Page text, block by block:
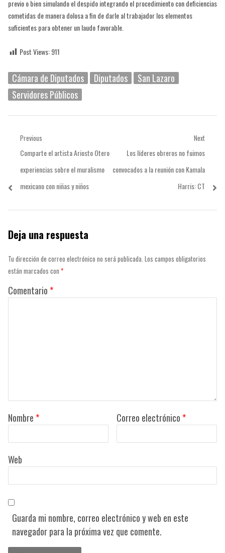
previo o bien simulando el despido integrando el procedimiento con deficiencias
cometidas de manera dolosa a fin de darle al trabajador los elementos
suficientes para obtener un laudo favorable.
Post Views: 911
Cámara de Diputados Diputados
San Lazaro
Servidores Públicos
Navegación
entradas
Previous
Previous
post:
Comparte el artista Ariosto Otero
experiencias sobre el muralismo
mexicano con niñas y niños
Next
Next
post:
Los líderes obreros no fuimos
convocados a la reunión con Kamala
Harris: CT
Deja una respuesta
Tu dirección de correo electrónico no será publicada. Los campos obligatorios
están marcados con *
Comentario *
Nombre * Correo electrónico *
Web
Guarda mi nombre, correo electrónico y web en este
navegador para la próxima vez que comente.